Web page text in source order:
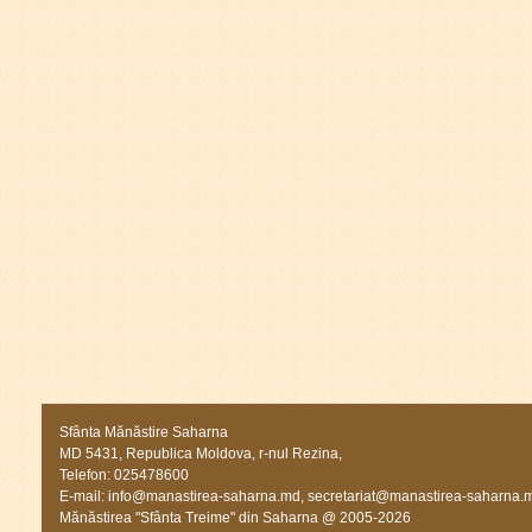
Sfânta Mănăstire Saharna
MD 5431, Republica Moldova, r-nul Rezina,
Telefon: 025478600
E-mail: info@manastirea-saharna.md , secretariat@manastirea-
Mănăstirea "Sfânta Treime" din Saharna @ 2005-2026